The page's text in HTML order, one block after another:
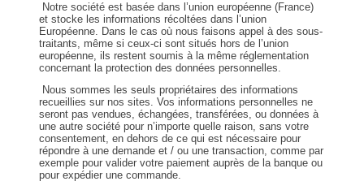
Notre société est basée dans l’union européenne (France)
et stocke les informations récoltées dans l’union
Européenne. Dans le cas où nous faisons appel à des sous-
traitants, même si ceux-ci sont situés hors de l’union
européenne, ils restent soumis à la même réglementation
concernant la protection des données personnelles.
Nous sommes les seuls propriétaires des informations
recueillies sur nos sites. Vos informations personnelles ne
seront pas vendues, échangées, transférées, ou données à
une autre société pour n’importe quelle raison, sans votre
consentement, en dehors de ce qui est nécessaire pour
répondre à une demande et / ou une transaction, comme par
exemple pour valider votre paiement auprès de la banque ou
pour expédier une commande.